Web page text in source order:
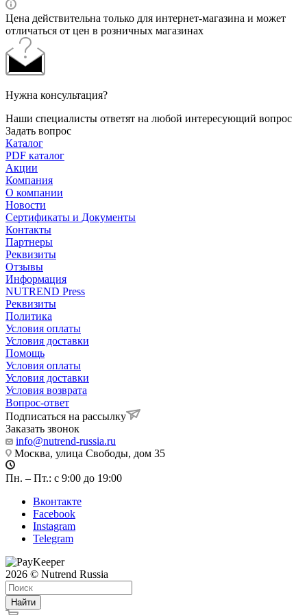
Цена действительна только для интернет-магазина и может
отличаться от цен в розничных магазинах
Нужна консультация?
Наши специалисты ответят на любой интересующий вопрос
Задать вопрос
Каталог
PDF каталог
Акции
Компания
О компании
Новости
Сертификаты и Документы
Контакты
Партнеры
Реквизиты
Отзывы
Информация
NUTREND Press
Реквизиты
Политика
Условия оплаты
Условия доставки
Помощь
Условия оплаты
Условия доставки
Условия возврата
Вопрос-ответ
Подписаться на рассылку
Заказать звонок
info@nutrend-russia.ru
Москва, улица Свободы, дом 35
Пн. – Пт.: с 9:00 до 19:00
Вконтакте
Facebook
Instagram
Telegram
2026 © Nutrend Russia
Найти